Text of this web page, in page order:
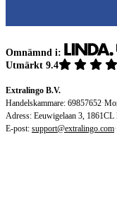
Omnämnd i:
Utmärkt 9.4
Extralingo B.V.
Handelskammare: 69857652·
Adress: Eeuwigelaan 3,
E-post: support@extralingo.com·